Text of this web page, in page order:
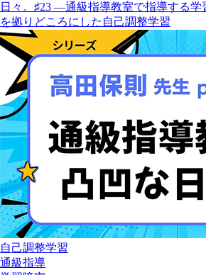
日々。♯23 ―通級指導教室で指導する
を拠りどころにした自己調整学習
自己調整学習
通級指導